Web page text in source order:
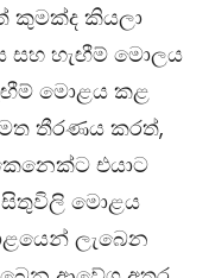
කුමක්ද කියලා
හැඟීම් මොලය
මොළය කළ
තීරණය කරත්,
එයාට
සිතුවිලි මොළය
ලැබෙන